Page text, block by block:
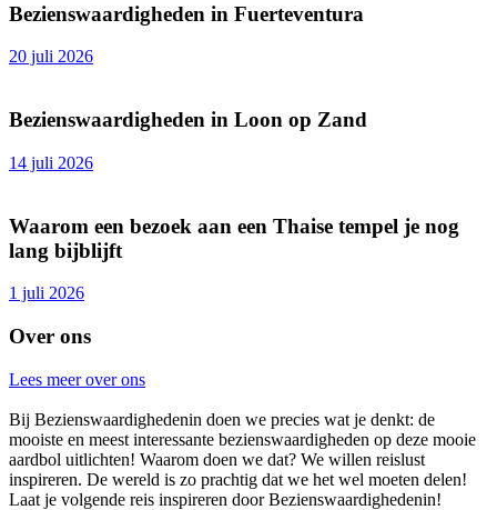
Bezienswaardigheden in Fuerteventura
20 juli 2026
Bezienswaardigheden in Loon op Zand
14 juli 2026
Waarom een bezoek aan een Thaise tempel je nog
lang bijblijft
1 juli 2026
Over ons
Lees meer over ons
Bij Bezienswaardighedenin doen we precies wat je denkt: de
mooiste en meest interessante bezienswaardigheden op deze mooie
aardbol uitlichten! Waarom doen we dat? We willen reislust
inspireren. De wereld is zo prachtig dat we het wel moeten delen!
Laat je volgende reis inspireren door Bezienswaardighedenin!